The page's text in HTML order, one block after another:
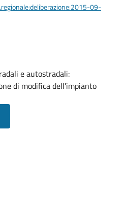
09-
e autostradali:
di modifica dell'impianto